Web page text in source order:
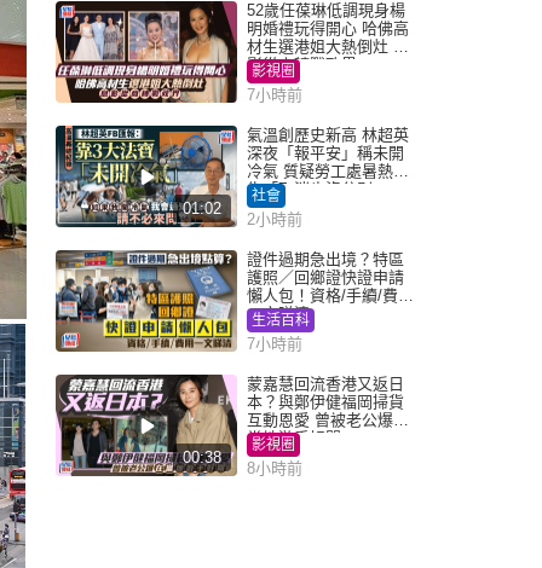
52歲任葆琳低調現身楊
明婚禮玩得開心 哈佛高
材生選港姐大熱倒灶 息
影從商轉戰政界
影視圈
7小時前
01:02
氣溫創歷史新高 林超英
深夜「報平安」稱未開
冷氣 質疑勞工處暑熱警
告「取消也沒分別」
社會
2小時前
證件過期急出境？特區
護照／回鄉證快證申請
懶人包！資格/手續/費用
一文睇清
生活百科
7小時前
00:38
蒙嘉慧回流香港又返日
本？與鄭伊健福岡掃貨
互動恩愛 曾被老公爆在
當地游手好閒
影視圈
8小時前